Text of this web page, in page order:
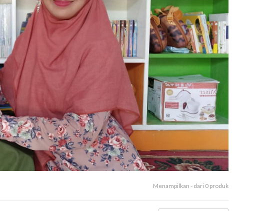
Menampilkan - dari 0 produk